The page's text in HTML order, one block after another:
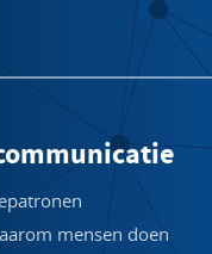
mensen doen